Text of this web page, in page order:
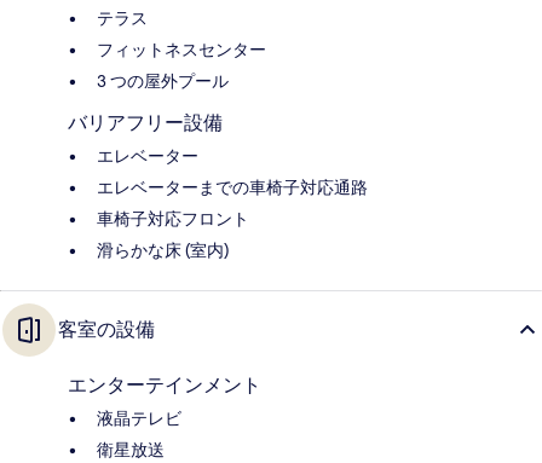
テラス
フィットネスセンター
3 つの屋外プール
バリアフリー設備
エレベーター
エレベーターまでの車椅子対応通路
車椅子対応フロント
滑らかな床 (室内)
客室の設備
エンターテインメント
液晶テレビ
衛星放送